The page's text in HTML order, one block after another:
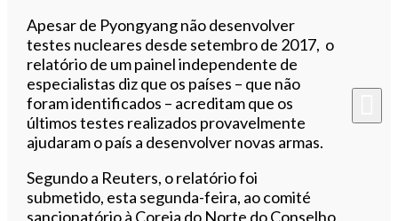
Apesar de Pyongyang não desenvolver
testes nucleares desde setembro de 2017, o
relatório de um painel independente de
especialistas diz que os países – que não
foram identificados – acreditam que os
últimos testes realizados provavelmente
ajudaram o país a desenvolver novas armas.
Segundo a Reuters, o relatório foi
submetido, esta segunda-feira, ao comité
sancionatório à Coreia do Norte do Conselho